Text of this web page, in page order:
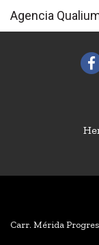
Agencia
Carr. Mérida